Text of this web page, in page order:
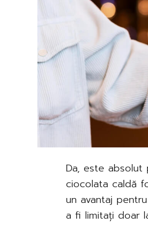
Da, este absolut
ciocolata caldă
un avantaj
a fi limitați doar